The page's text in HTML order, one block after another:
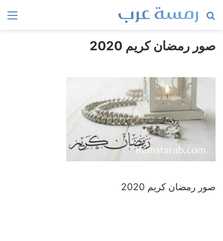
بحث
صور رمضان كريم 2020
صور رمضان كريم 2020